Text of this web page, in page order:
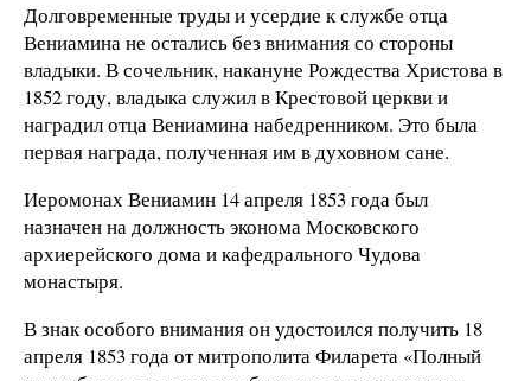
Долговременные труды и усердие к службе отца
Вениамина не остались без внимания со стороны
владыки. В сочельник, накануне Рождества Христова в
1852 году, владыка служил в Крестовой церкви и
наградил отца Вениамина набедренником. Это была
первая награда, полученная им в духовном сане.
Иеромонах Вениамин 14 апреля 1853 года был
назначен на должность эконома Московского
архиерейского дома и кафедрального Чудова
монастыря.
В знак особого внимания он удостоился получить 18
апреля 1853 года от митрополита Филарета «Полный